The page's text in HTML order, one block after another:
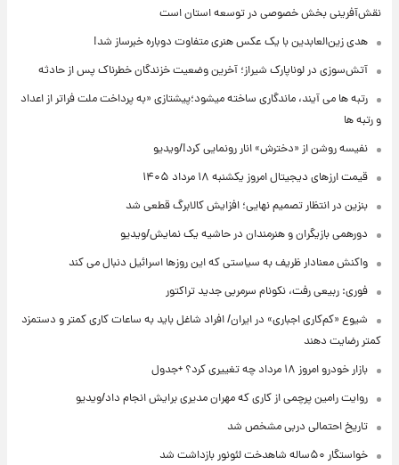
نقش‌آفرینی بخش خصوصی در توسعه استان است
هدی زین‌العابدین با یک عکس هنری متفاوت دوباره خبرساز شد!
آتش‌سوزی در لوناپارک شیراز؛ آخرین وضعیت خزندگان خطرناک پس از حادثه
رتبه ها می آیند، ماندگاری ساخته میشود؛پیشتازی «به پرداخت ملت فراتر از اعداد
و رتبه ها
نفیسه روشن از «دخترش» انار رونمایی کرد!/ویدیو
قیمت ارزهای دیجیتال امروز یکشنبه ۱۸ مرداد ۱۴۰۵
بنزین در انتظار تصمیم نهایی؛ افزایش کالابرگ قطعی شد
دورهمی بازیگران و هنرمندان در حاشیه یک نمایش/ویدیو
واکنش معنادار ظریف به سیاستی که این روزها اسرائیل دنبال می کند
فوری: ربیعی رفت، نکونام سرمربی جدید تراکتور
شیوع «کم‌کاری اجباری» در ایران/ افراد شاغل باید به ساعات کاری کمتر و دستمزد
کمتر رضایت دهند
بازار خودرو امروز ۱۸ مرداد چه تغییری کرد؟ +جدول
روایت رامین پرچمی از کاری که مهران مدیری برایش انجام داد/ویدیو
تاریخ احتمالی دربی مشخص شد
خواستگار ۵۰ساله شاهدخت لئونور بازداشت شد